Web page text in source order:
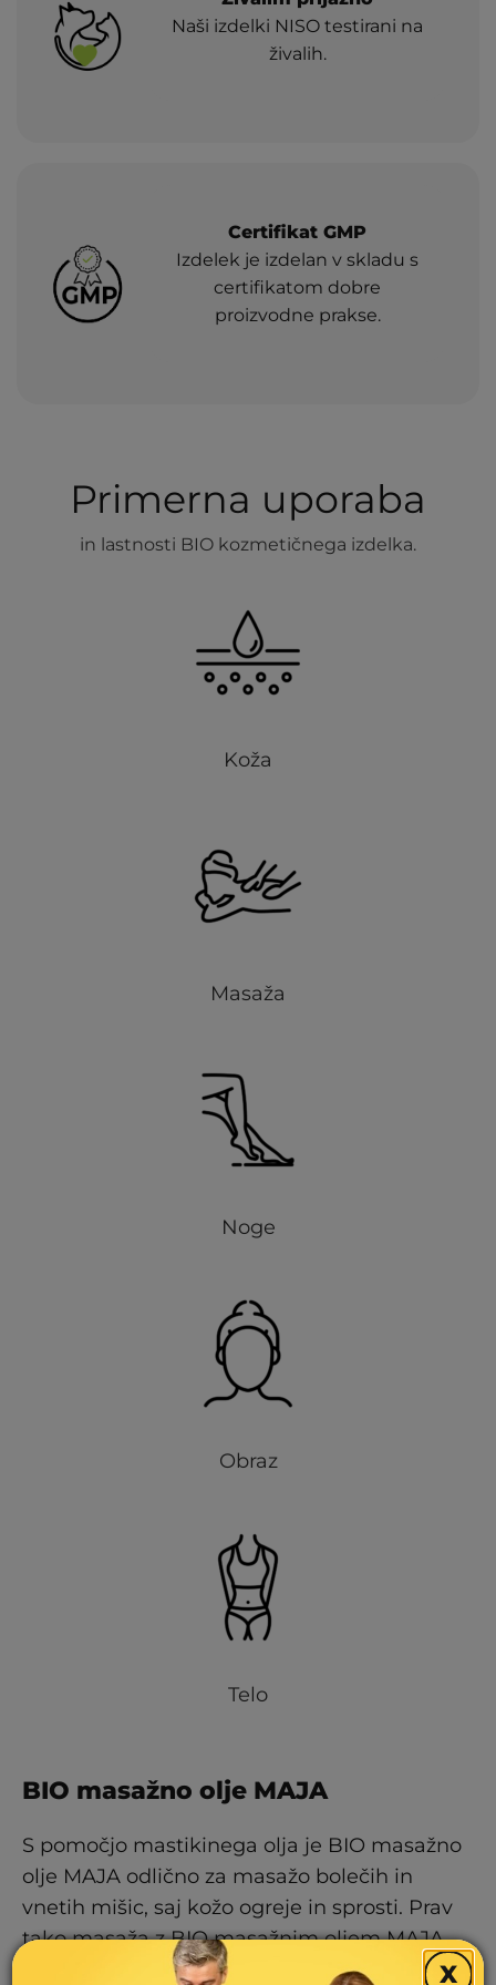
Naši izdelki NISO testirani na
živalih.
Certifikat GMP
Izdelek je izdelan v skladu s
certifikatom dobre
proizvodne prakse.
Primerna uporaba
in lastnosti BIO kozmetičnega izdelka.
Koža
Masaža
Noge
Obraz
Telo
BIO masažno olje MAJA
S pomočjo mastikinega olja je BIO masažno
olje MAJA odlično za masažo bolečih in
vnetih mišic, saj kožo ogreje in sprosti. Prav
tako masaža z BIO masažnim oljem MAJA
pomaga lajšati občutek težkih nog in izboljša
X